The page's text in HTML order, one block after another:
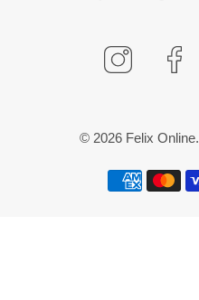
© 2026 Felix Online.